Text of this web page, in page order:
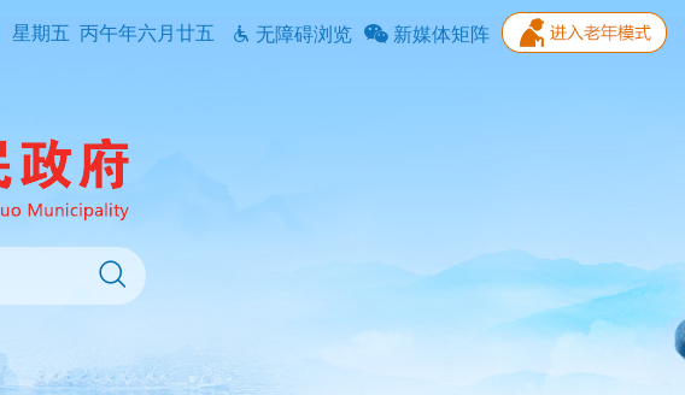
星期五 丙午年六月廿五 无障碍浏览 新媒体矩阵